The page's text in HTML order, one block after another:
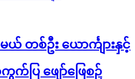
တစ်ဦး ယောင်္ကျားနှင့်
ြ ဖျော်ဖြေစဉ်